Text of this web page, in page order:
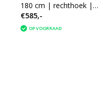
180 cm | rechthoek |
aluminium | met LED
verlichting
€585,-
OP VOORRAAD